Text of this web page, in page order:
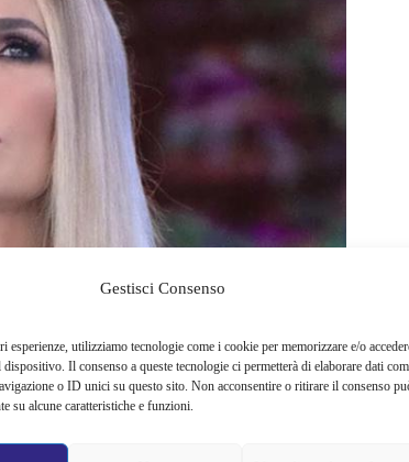
Gestisci Consenso
esperienze, utilizziamo tecnologie come i cookie per memorizzare e/o
Il consenso a queste tecnologie ci permetterà di elaborare dati
o ID unici su questo sito. Non acconsentire o ritirare il consenso
su alcune caratteristiche e funzioni.
ha chiesto cosa avesse fatto questa estate